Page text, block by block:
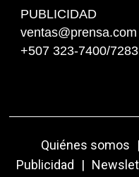
PUBLICIDAD
ventas@prensa.com
+507 323-7400/7283
Quiénes somos |
Publicidad
|